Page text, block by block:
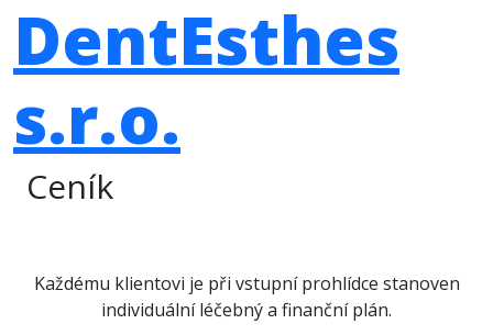
DentEsthes
s.r.o.
Ceník
Každému klientovi je při vstupní prohlídce stanoven
individuální léčebný a finanční plán.